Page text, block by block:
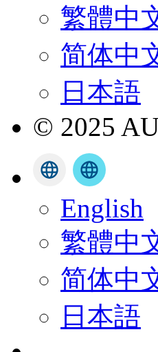
繁體中
简体中
日本語
© 2025
English
繁體中
简体中
日本語